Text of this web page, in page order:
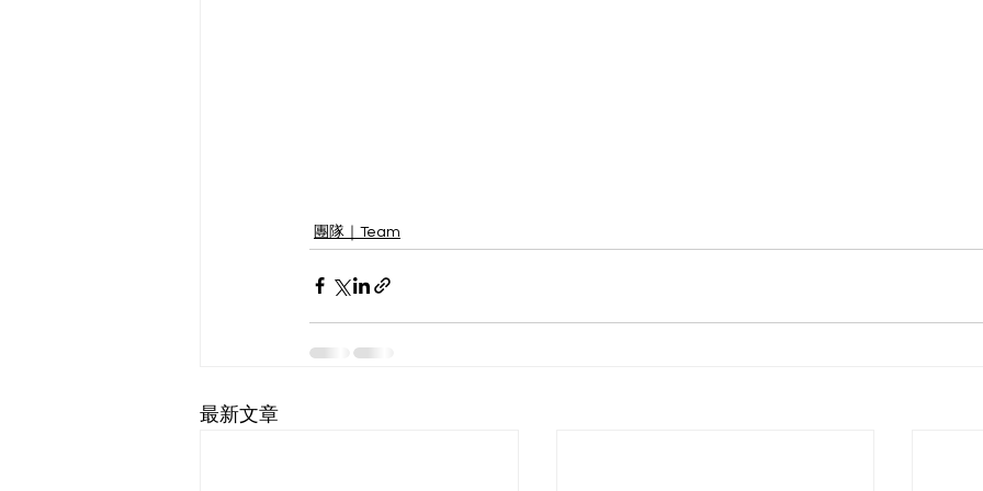
團隊｜Team
最新文章